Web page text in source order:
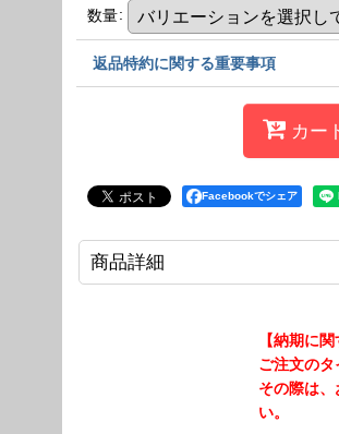
数量:
返品特約に関する重要事項
カー
Facebookでシェア
商品詳細
【納期に
ご注文のタ
その際は
い。